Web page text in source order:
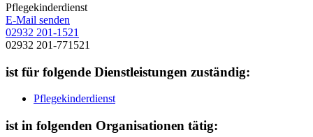
Pflegekinderdienst
E-Mail senden
02932 201-1521
02932 201-771521
ist für folgende Dienstleistungen zuständig:
Pflegekinderdienst
ist in folgenden Organisationen tätig: